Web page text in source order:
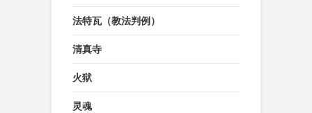
法特瓦（教法判例）
清真寺
火狱
灵魂